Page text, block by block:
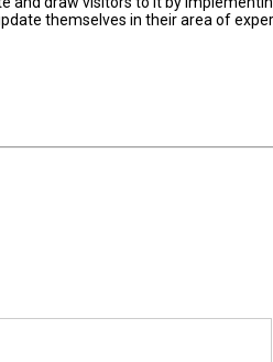
themselves in their area of